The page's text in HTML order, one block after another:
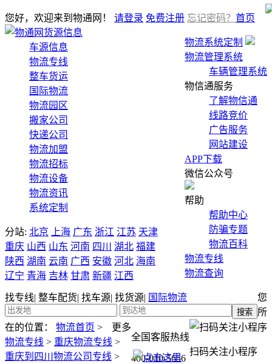
您好，欢迎来到物通网！ 请登录 免费注册 忘记密码？
物流系统定制
物流管理系统
车辆管理系统
物信通服务
了解物信通
线路竞价
广告服务
网站建设
APP下载
微信公众号
帮助
帮助中心
防骗专题
物流百科
物流专线
物流查询
找专线| 整车配货| 找车源| 找货源| 国际物流
全国客服热线
400-010-5656
扫码关注小程序
首页
货源信息
车源信息
物流专线
整车货运
国际物流
物流园区
搬家公司
快递公司
物流加盟
物流招标
物流设备
物流资讯
系统定制
分站: 北京 上海 广东 浙江 江苏 天津
重庆 山西 山东 河南 四川 湖北 福建
陕西 湖南 云南 广西 安徽 河北 海南
辽宁 青海 吉林 甘肃 新疆 江西
更多
您
所
在的位置：
物流首页 >
物流专线 > 重庆物流专线 >
重庆到四川物流公司专线 >